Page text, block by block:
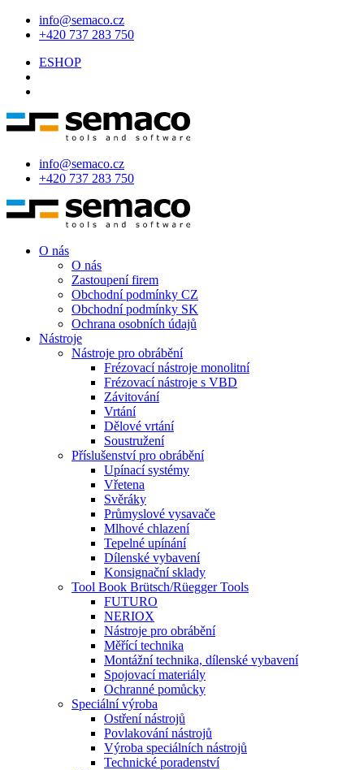
info@semaco.cz
+420 737 283 750
ESHOP
info@semaco.cz
+420 737 283 750
O nás
O nás
Zastoupení firem
Obchodní podmínky CZ
Obchodní podmínky SK
Ochrana osobních údajů
Nástroje
Nástroje pro obrábění
Frézovací nástroje monolitní
Frézovací nástroje s VBD
Závitování
Vrtání
Dělové vrtání
Soustružení
Příslušenství pro obrábění
Upínací systémy
Vřetena
Svěráky
Průmyslové vysavače
Mlhové chlazení
Tepelné upínání
Dílenské vybavení
Konsignační sklady
Tool Book Brütsch/Rüegger Tools
FUTURO
NERIOX
Nástroje pro obrábění
Měřící technika
Montážní technika, dílenské vybavení
Spojovací materiály
Ochranné pomůcky
Speciální výroba
Ostření nástrojů
Povlakování nástrojů
Výroba speciálních nástrojů
Technické poradenství